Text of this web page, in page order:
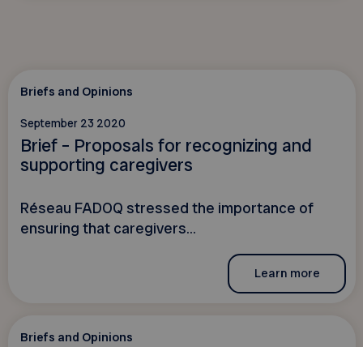
Briefs and Opinions
September 23 2020
Brief – Proposals for recognizing and
supporting caregivers
Réseau FADOQ stressed the importance of
ensuring that caregivers...
Learn more
Briefs and Opinions